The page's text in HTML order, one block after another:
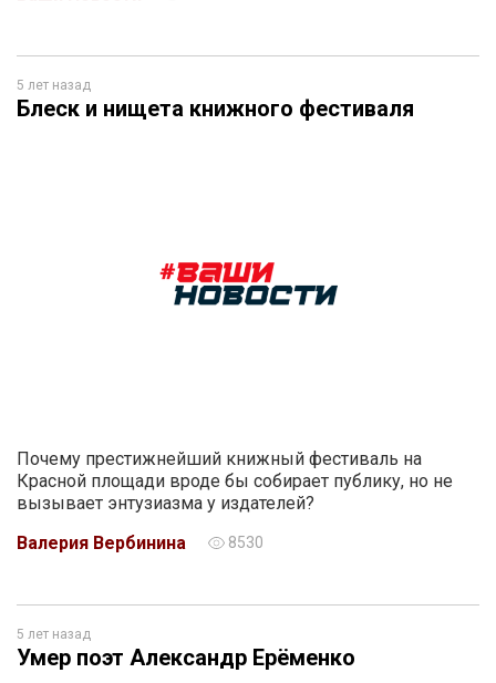
5 лет назад
Блеск и нищета книжного фестиваля
Почему престижнейший книжный фестиваль на
Красной площади вроде бы собирает публику, но не
вызывает энтузиазма у издателей?
Валерия Вербинина
8530
5 лет назад
Умер поэт Александр Ерёменко